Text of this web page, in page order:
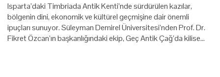
Isparta’daki Timbriada Antik Kenti’nde sürdürülen kazılar,
bölgenin dini, ekonomik ve kültürel geçmişine dair önemli
ipuçları sunuyor. Süleyman Demirel Üniversitesi’nden Prof. Dr.
Fikret Özcan’ın başkanlığındaki ekip, Geç Antik Çağ’da kilise…